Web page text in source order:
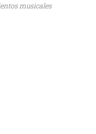
musicales